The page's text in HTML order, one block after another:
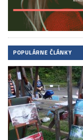
POPULÁRNE ČLÁNKY